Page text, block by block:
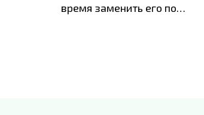
время заменить его по